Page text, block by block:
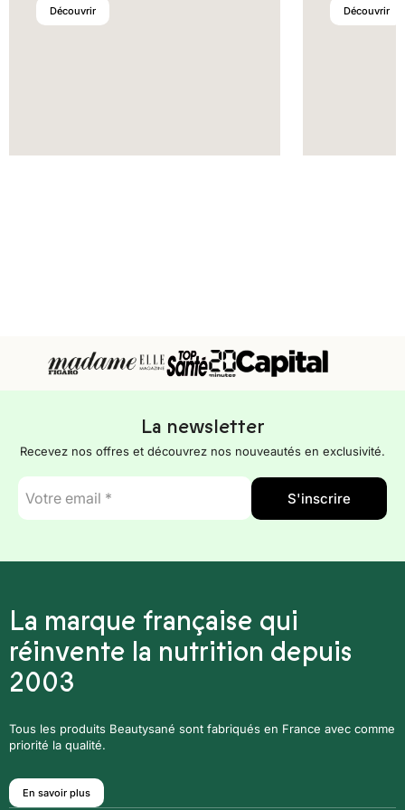
Découvrir Découvrir
La newsletter
Recevez nos offres et découvrez nos nouveautés en exclusivité.
E-
mail
*
S'inscrire
La marque française qui
réinvente la nutrition depuis
2003
Tous les produits Beautysané sont fabriqués en France avec comme
priorité la qualité.
En savoir plus